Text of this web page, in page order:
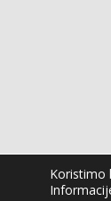
Koristimo